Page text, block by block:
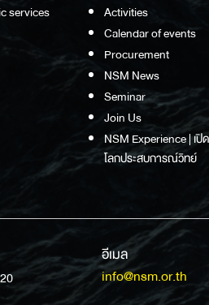
services
Activities
Calendar of events
Procurement
NSM News
Seminar
Join Us
NSM Experience | เปิด
โลกประสบการณ์วิทย์
อีเมล
info@nsm.or.th